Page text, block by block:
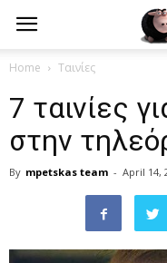
Home Ταινίες
7 ταινίες
στην
By mpetskas team - April 14,